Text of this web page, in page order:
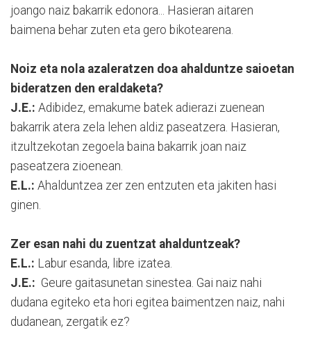
joango naiz bakarrik edonora... Hasieran aitaren
baimena behar zuten eta gero bikotearena.
Noiz eta nola azaleratzen doa ahalduntze saioetan
bideratzen den eraldaketa?
J.E.: Adibidez, emakume batek adierazi zuenean
bakarrik atera zela lehen aldiz paseatzera. Hasieran,
itzultzekotan zegoela baina bakarrik joan naiz
paseatzera zioenean.
E.L.: Ahalduntzea zer zen entzuten eta jakiten hasi
ginen.
Zer esan nahi du zuentzat ahalduntzeak?
E.L.: Labur esanda, libre izatea.
J.E.: Geure gaitasunetan sinestea. Gai naiz nahi
dudana egiteko eta hori egitea baimentzen naiz, nahi
dudanean, zergatik ez?